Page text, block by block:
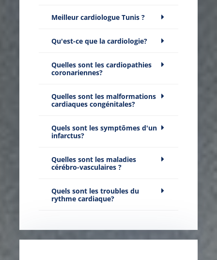
Meilleur cardiologue Tunis ?
Qu'est-ce que la cardiologie?
Quelles sont les cardiopathies
coronariennes?
Quelles sont les malformations
cardiaques congénitales?
Quels sont les symptômes d'un
infarctus?
Quelles sont les maladies
cérébro-vasculaires ?
Quels sont les troubles du
rythme cardiaque?